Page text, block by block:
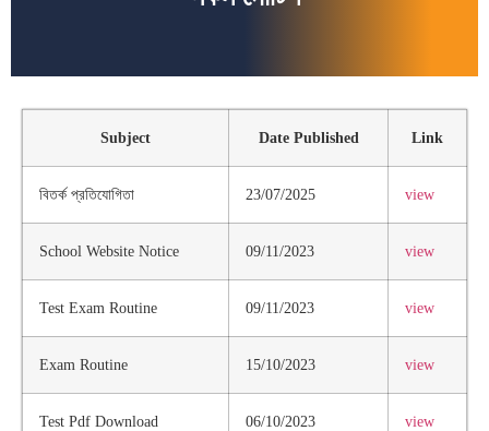
Subject Date Published Link
বিতর্ক প্রতিযোগিতা 23/07/2025 view
School Website Notice 09/11/2023 view
Test Exam Routine 09/11/2023 view
Exam Routine 15/10/2023 view
Test Pdf Download 06/10/2023 view